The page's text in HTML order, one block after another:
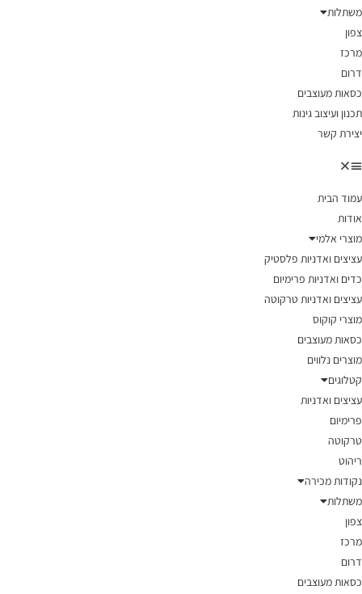
משתלות
צפון
מרכז
דרום
כסאות מעוצבים
תכנון ועיצוב גינות
יצירת קשר
עמוד הבית
אודות
מוצרי אלמי
עציצים ואדניות פלסטיק
כדים ואדניות פרימיום
עציצים ואדניות טרקוטה
מוצרי קוקוס
כסאות מעוצבים
מוצרים נלווים
קטלוגים
עציצים ואדניות
פרימיום
טרקוטה
ריהוט
נקודות מכירה
משתלות
צפון
מרכז
דרום
כסאות מעוצבים